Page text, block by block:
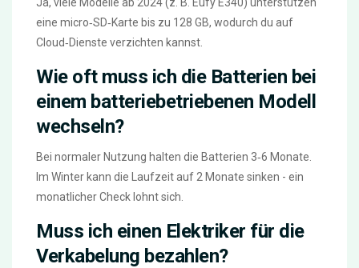
eine micro‑SD‑Karte bis zu 128 GB, wodurch du auf
Cloud‑Dienste verzichten kannst.
Wie oft muss ich die Batterien bei
einem batteriebetriebenen Modell
wechseln?
Bei normaler Nutzung halten die Batterien 3‑6 Monate.
Im Winter kann die Laufzeit auf 2 Monate sinken - ein
monatlicher Check lohnt sich.
Muss ich einen Elektriker für die
Verkabelung bezahlen?